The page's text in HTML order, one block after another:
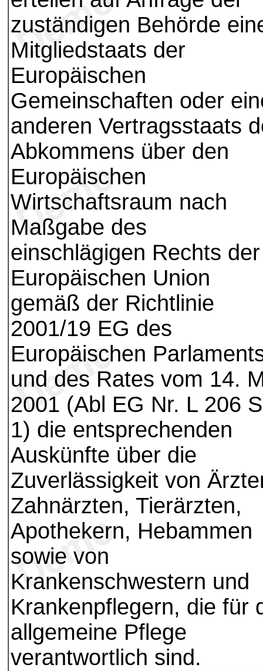
zuständigen Behörde
Mitgliedstaats der
Europäischen
Gemeinschaften oder
anderen Vertragsstaats
Abkommens über den
Europäischen
Wirtschaftsraum nach
Maßgabe des
einschlägigen Rechts der
Europäischen Union
gemäß der Richtlinie
2001/19 EG des
Europäischen
und des Rates vom 14.
2001 (Abl EG Nr. L 206
1) die entsprechenden
Auskünfte über die
Zuverlässigkeit von
Zahnärzten, Tierärzten,
Apothekern, Hebammen
sowie von
Krankenschwestern und
Krankenpflegern, die für
allgemeine Pflege
verantwortlich sind.